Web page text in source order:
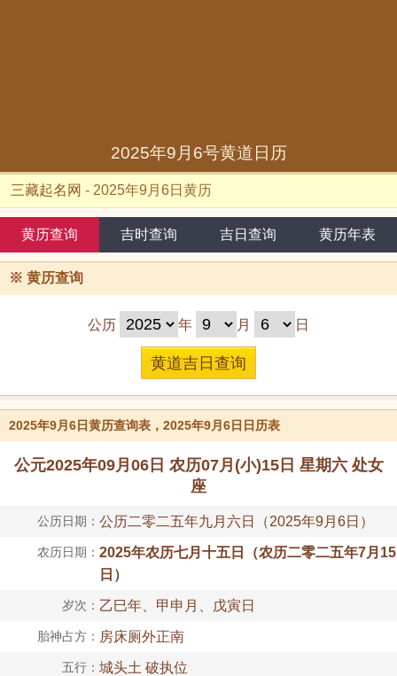
2025年9月6号黄道日历
三藏起名网 - 2025年9月6日黄历
黄历查询 吉时查询 吉日查询 黄历年表
※ 黄历查询
公历 年 月 日
2025年9月6日黄历查询表，2025年9月6日日历表
公元2025年09月06日 农历07月(小)15日 星期六 处女
座
公历日期： 公历二零二五年九月六日（2025年9月6日）
农历日期： 2025年农历七月十五日（农历二零二五年7月15
日）
岁次： 乙巳年、甲申月、戊寅日
胎神占方： 房床厕外正南
五行： 城头土 破执位